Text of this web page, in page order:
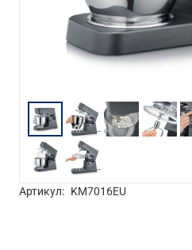
Артикул: KM7016EU